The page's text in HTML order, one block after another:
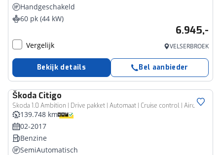
Handgeschakeld
60 pk (44 kW)
6.945,-
Vergelijk VELSERBROEK
Bekijk details Bel aanbieder
Škoda Citigo
Skoda 1.0 Ambition | Drive pakket | Automaat | Cruise control | Airco
139.748 km
02-2017
Benzine
SemiAutomatisch